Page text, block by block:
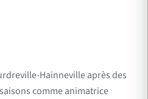
Hainneville après des
comme animatrice